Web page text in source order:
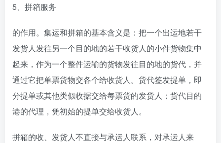
5、拼箱服务
的作用。集运和拼箱的基本含义是：把一个出运地若干
发货人发往另一个目的地的若干收货人的小件货物集中
起来，作为一个整件运输的货物发往目的地的货代，并
通过它把单票货物交各个给收货人。货代签发提单，即
分提单或其他类似收据交给每票货的发货人；货代目的
港的代理，凭初始的提单交给收货人。
拼箱的收、发货人不直接与承运人联系，对承运人来